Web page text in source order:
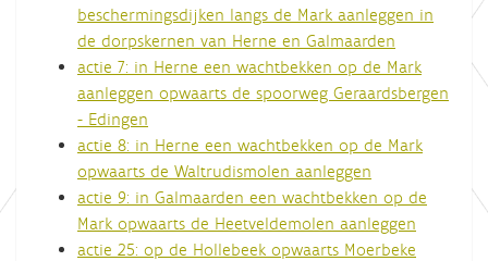
beschermingsdijken langs de Mark aanleggen in
de dorpskernen van Herne en Galmaarden
actie 7: in Herne een wachtbekken op de Mark
aanleggen opwaarts de spoorweg Geraardsbergen
- Edingen
actie 8: in Herne een wachtbekken op de Mark
opwaarts de Waltrudismolen aanleggen
actie 9: in Galmaarden een wachtbekken op de
Mark opwaarts de Heetveldemolen aanleggen
actie 25: op de Hollebeek opwaarts Moerbeke